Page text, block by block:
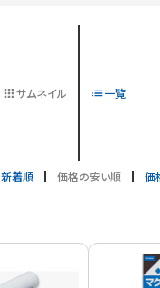
サムネイル 一覧
新着順 価格の安い順 価